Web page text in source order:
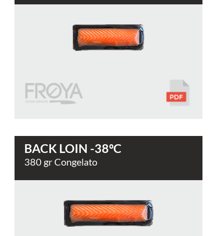
BACK LOIN -38ºC
380 gr Congelato